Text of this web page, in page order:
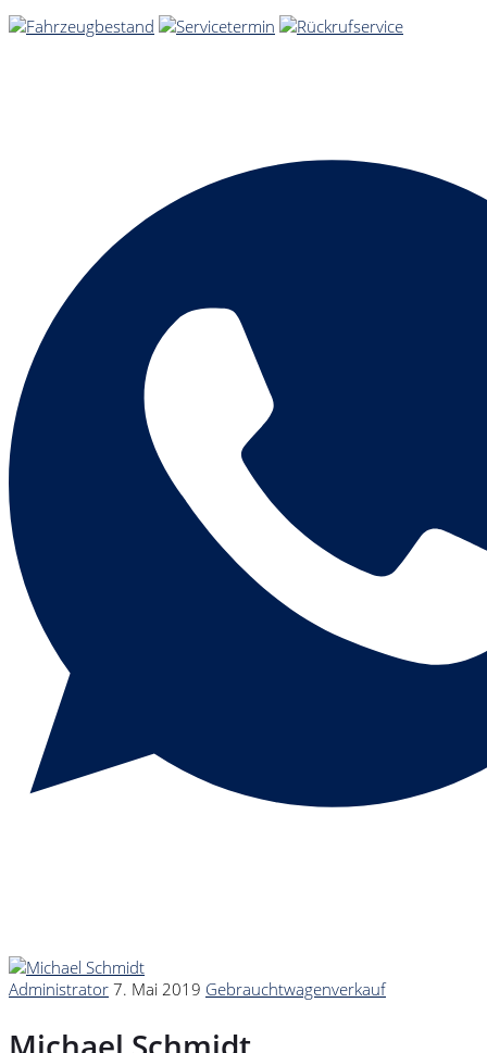
Administrator 7. Mai 2019 Gebrauchtwagenverkauf